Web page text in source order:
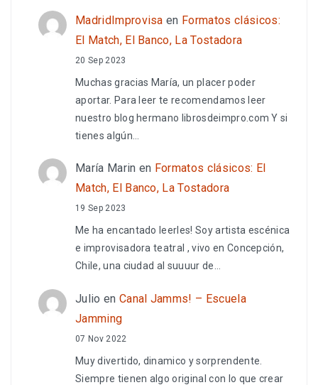
MadridImprovisa en Formatos clásicos:
El Match, El Banco, La Tostadora
20 Sep 2023
Muchas gracias María, un placer poder
aportar. Para leer te recomendamos leer
nuestro blog hermano librosdeimpro.com Y si
tienes algún…
María Marin en Formatos clásicos: El
Match, El Banco, La Tostadora
19 Sep 2023
Me ha encantado leerles! Soy artista escénica
e improvisadora teatral , vivo en Concepción,
Chile, una ciudad al suuuur de…
Julio en Canal Jamms! – Escuela
Jamming
07 Nov 2022
Muy divertido, dinamico y sorprendente.
Siempre tienen algo original con lo que crear